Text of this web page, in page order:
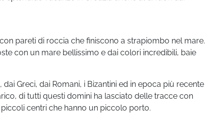
pareti di roccia che finiscono a strapiombo nel mare.
con un mare bellissimo e dai colori incredibili, baie
Greci, dai Romani, i Bizantini ed in epoca più recente
di tutti questi domini ha lasciato delle tracce con
centri che hanno un piccolo porto.